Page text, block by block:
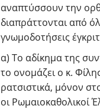
αναπτύσσουν την
διαπράττονται από
γνωμοδοτήσεις
α) Το αδίκημα της
το ονομάζει ο κ.
ρατσιστικά, μόνον
οι Ρωμαιοκαθολικοί